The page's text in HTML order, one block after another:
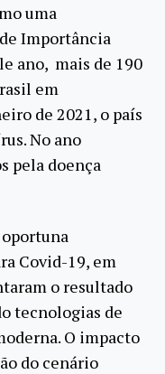
uma
Importância
ano, mais de 190
em
de 2021, o país
No ano
pela doença
Covid-19, em
o resultado
tecnologias de
O impacto
do cenário